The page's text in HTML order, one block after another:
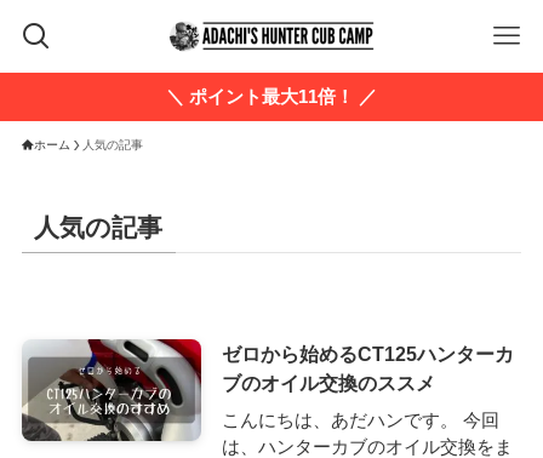
＼ ポイント最大11倍！ ／
ホーム 人気の記事
人気の記事
ゼロから始めるCT125ハンターカ
ブのオイル交換のススメ
こんにちは、あだハンです。 今回
は、ハンターカブのオイル交換をま